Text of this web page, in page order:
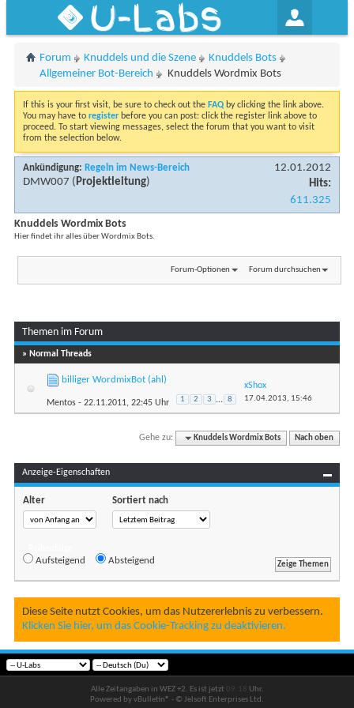
U-Labs
Forum Knuddels und die Szene
Knuddels Bots
Allgemeiner Bot-Bereich
Knuddels Wordmix Bots
If this is your first visit, be sure to check out the FAQ by clicking the link above.
You may have to register before you can post: click the register link above to
proceed. To start viewing messages, select the forum that you want to visit
from the selection below.
Ankündigung: Regeln im News-Bereich
DMW007 (Projektleitung)
12.01.2012
Hits:
611.325
Knuddels Wordmix Bots
Hier findet ihr alles über Wordmix Bots.
Forum-Optionen Forum durchsuchen
Themen im Forum
» Normal Threads
billiger WordmixBot (ahl)
Mentos - 22.11.2011, 22:45 Uhr 1 2 3 ... 8
xShox
17.04.2013, 15:46
Gehe zu: Knuddels Wordmix Bots Nach oben
Anzeige-Eigenschaften
Alter Sortiert nach
Aufsteigend Absteigend
Diese Seite nutzt Cookies, um das Nutzererlebnis zu verbessern.
Klicken Sie hier, um das Cookie-Tracking zu deaktivieren.
Alle Zeitangaben in WEZ +2. Es ist jetzt 09:18 Uhr.
Powered by vBulletin® - © Jelsoft Enterprises Ltd.